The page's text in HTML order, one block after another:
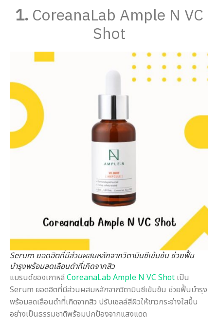
1.CoreanaLab Ample N VC
Shot
Serum ยอดฮิตที่มีส่วนผสมหลักจากวิตามินซีเข้มข้น ช่วยฟื้น
บำรุงพร้อมลดเลือนดำที่เกิดจากสิว
แบรนด์ของเกาหลี CoreanaLab Ample N VC Shot เป็น
Serum ยอดฮิตที่มีส่วนผสมหลักจากวิตามินซีเข้มข้น ช่วยฟื้นบำรุง
พร้อมลดเลือนดำที่เกิดจากสิว ปรับเซลล์สีผิวให้ขาวกระจ่างใสขึ้น
อย่างเป็นธรรมชาติพร้อมปกป้องจากแสงแดด